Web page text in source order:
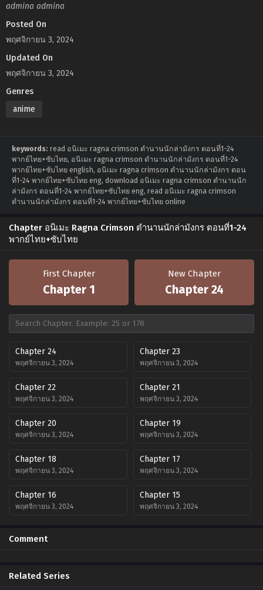
admina admina
Posted On
พฤศจิกายน 3, 2024
Updated On
พฤศจิกายน 3, 2024
Genres
anime
keywords: read อนิเมะ ragna crimson ตำนานนักล่ามังกร ตอนที่1-24
พากย์ไทย+ซับไทย, อนิเมะ ragna crimson ตำนานนักล่ามังกร ตอนที่1-24
พากย์ไทย+ซับไทย english, อนิเมะ ragna crimson ตำนานนักล่ามังกร ตอน
ที่1-24 พากย์ไทย+ซับไทย eng, download อนิเมะ ragna crimson ตำนานนัก
ล่ามังกร ตอนที่1-24 พากย์ไทย+ซับไทย eng, read อนิเมะ ragna crimson
ตำนานนักล่ามังกร ตอนที่1-24 พากย์ไทย+ซับไทย online
Chapter อนิเมะ Ragna Crimson ตำนานนักล่ามังกร ตอนที่1-24
พากย์ไทย+ซับไทย
First Chapter
Chapter 1
New Chapter
Chapter 24
Chapter 24
พฤศจิกายน 3, 2024
Chapter 23
พฤศจิกายน 3, 2024
Chapter 22
พฤศจิกายน 3, 2024
Chapter 21
พฤศจิกายน 3, 2024
Chapter 20
พฤศจิกายน 3, 2024
Chapter 19
พฤศจิกายน 3, 2024
Chapter 18
พฤศจิกายน 3, 2024
Chapter 17
พฤศจิกายน 3, 2024
Chapter 16
พฤศจิกายน 3, 2024
Chapter 15
พฤศจิกายน 3, 2024
พฤศจิกายน 3, 2024
พฤศจิกายน 3, 2024
Comment
Related Series